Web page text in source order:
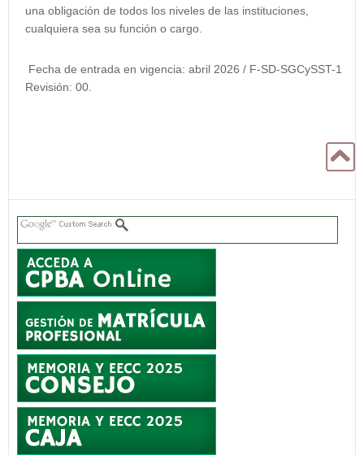
una obligación de todos los niveles de las instituciones,
cualquiera sea su función o cargo.
Fecha de entrada en vigencia: abril 2026 / F-SD-SGCySST-1
Revisión: 00.